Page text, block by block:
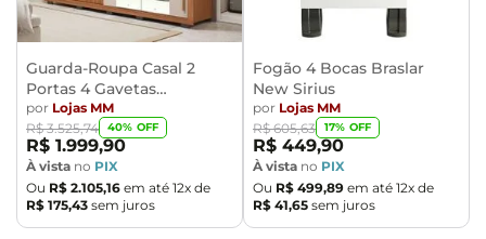
Guarda-Roupa Casal 2
Portas 4 Gavetas
Caemmun Moviment
por Lojas MM
R$ 3.525,74 40% OFF
R$ 1.999,90
À vista no PIX
Ou R$ 2.105,16 em até 12x de
R$ 175,43 sem juros
Fogão 4 Bocas Braslar
New Sirius
por Lojas MM
R$ 605,63 17% OFF
R$ 449,90
À vista no PIX
Ou R$ 499,89 em até 12x de
R$ 41,65 sem juros